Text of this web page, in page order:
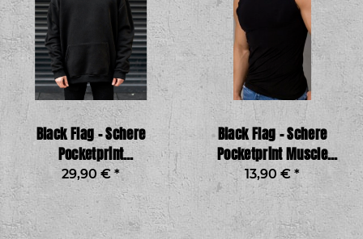
Black Flag – Schere
Pocketprint
Kapuzenpullover,
schwarz
29,90 €*
Black Flag – Schere
Pocketprint Muscle
Shirt, schwarz
13,90 € *